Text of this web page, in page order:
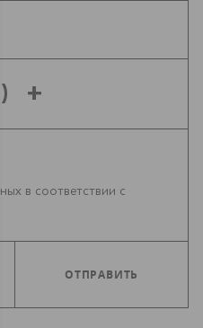
в соответствии с